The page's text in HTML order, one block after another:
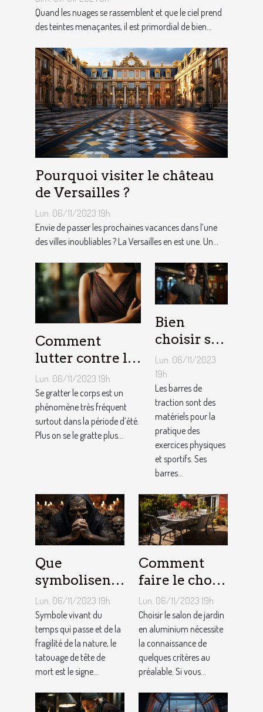
Quand les nuages se rassemblent et que le ciel prend
des teintes menaçantes, il est primordial de bien...
Pourquoi visiter le château
de Versailles ?
Lun. 06/11/2023 19h
Envie de passer les prochaines vacances dans l’une
des villes inoubliables ? La Versailles en est une. Un...
Comment
lutter contre la
démangeaison ?
Lun. 06/11/2023 19h
Se gratter le corps est un
phénomène très fréquent
surtout dans la période d’été.
Plus on se le gratte plus...
Bien
choisir sa
barre de
traction :
nos
conseils !
Lun. 06/11/2023
19h
Les barres de
traction sont des
matériels pour la
pratique des
exercices physiques
et sportifs. Ses
barres...
Que
symbolisent
les Tatouages
Têtes de
Mort ?
Lun. 06/11/2023 19h
Symbole vivant du
temps qui passe et de la
fragilité de la nature, le
tatouage de tête de
mort est le signe...
Comment
faire le choix
d’un salon de
jardin en
aluminium ?
Lun. 06/11/2023 19h
Choisir le salon de jardin
en aluminium nécessite
la connaissance de
quelques critères au
préalable. Si vous...